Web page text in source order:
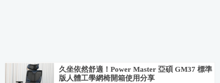
久坐依然舒適！Power Master 亞碩 GM37 標準
版人體工學網椅開箱使用分享